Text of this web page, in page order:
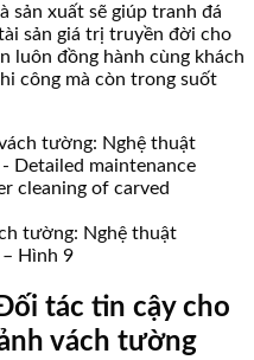
sản xuất sẽ giúp tranh đá
sản giá trị truyền đời cho
luôn đồng hành cùng khách
công mà còn trong suốt
tường: Nghệ thuật
Hình 9
tác tin cậy cho
vách tường